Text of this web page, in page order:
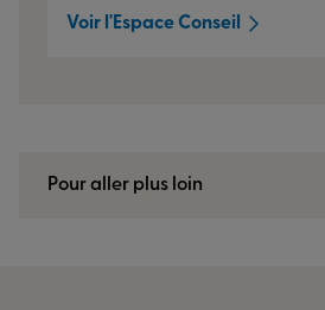
Voir l'Espace Conseil
Pour aller plus loin